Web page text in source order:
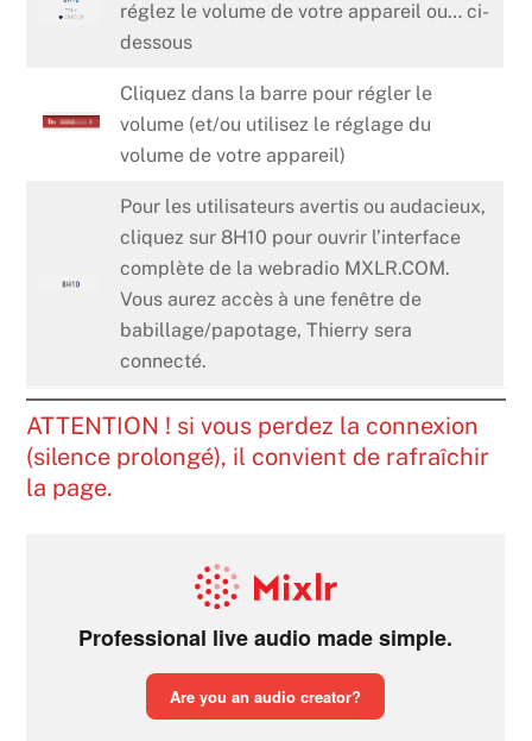
réglez le volume de votre appareil ou… ci-
dessous
Cliquez dans la barre pour régler le
volume (et/ou utilisez le réglage du
volume de votre appareil)
Pour les utilisateurs avertis ou audacieux,
cliquez sur 8H10 pour ouvrir l’interface
complète de la webradio MXLR.COM.
Vous aurez accès à une fenêtre de
babillage/papotage, Thierry sera
connecté.
ATTENTION ! si vous perdez la connexion
(silence prolongé), il convient de rafraîchir
la page.